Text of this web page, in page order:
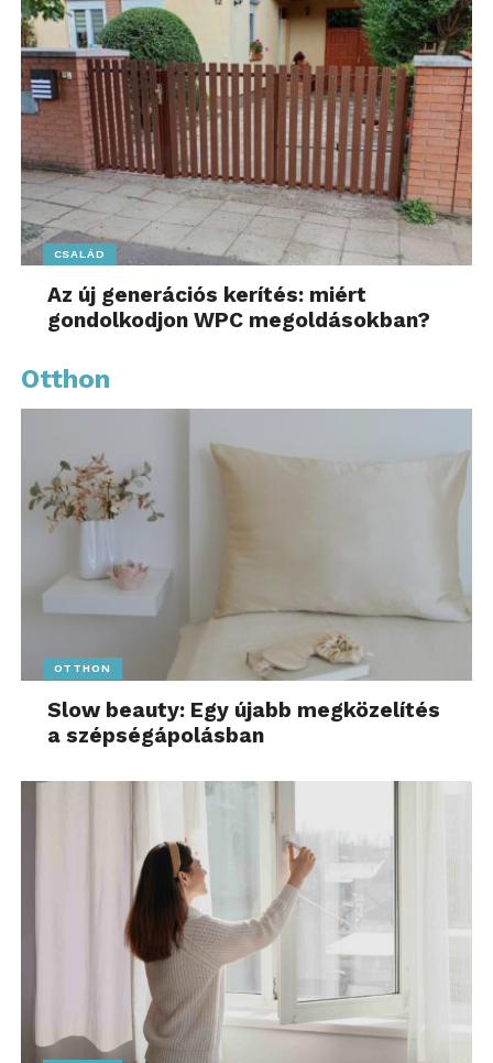
CSALÁD
Az új generációs kerítés: miért
gondolkodjon WPC megoldásokban?
Otthon
OTTHON
Slow beauty: Egy újabb megközelítés
a szépségápolásban